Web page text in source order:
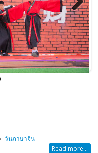
Next
วันภาษาจีน
Read more...